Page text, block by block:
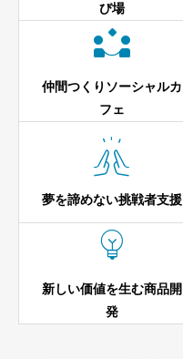
び場

仲間つくりソーシャルカ
フェ

夢を諦めない挑戦者支援

新しい価値を生む商品開
発